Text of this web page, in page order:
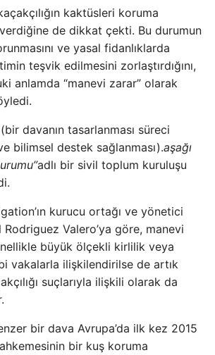
kaktüsleri koruma
de dikkat çekti. Bu durumun
ve yasal fidanlıklarda
teşvik edilmesini zorlaştırdığını,
anlamda “manevi zarar” olarak
davanın tasarlanması süreci
bilimsel destek sağlanması).aşağı
adlı bir sivil toplum kuruluşu
kurucu ortağı ve yönetici
Valero’ya göre, manevi
büyük ölçekli kirlilik veya
vakalarla ilişkilendirilse de artık
suçlarıyla ilişkili olarak da
bir dava Avrupa’da ilk kez 2015
bir kuş koruma